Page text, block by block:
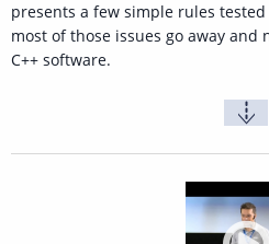
presents a few simple rules
most of those issues go away
C++ software.